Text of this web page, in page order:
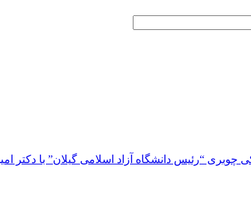
“رئیس دانشگاه آزاد اسلامی گیلان” با دکتر